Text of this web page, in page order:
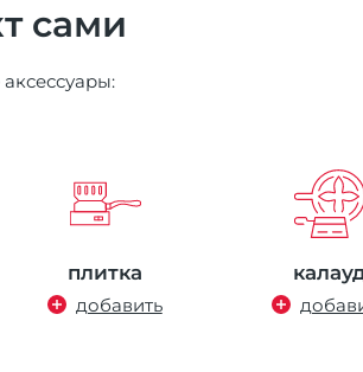
сами
плитка
добавить